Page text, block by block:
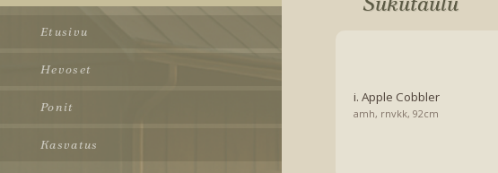
Etusivu
Hevoset
Ponit
Kasvatus
i. Apple Cobbler
amh, rnvkk, 92cm